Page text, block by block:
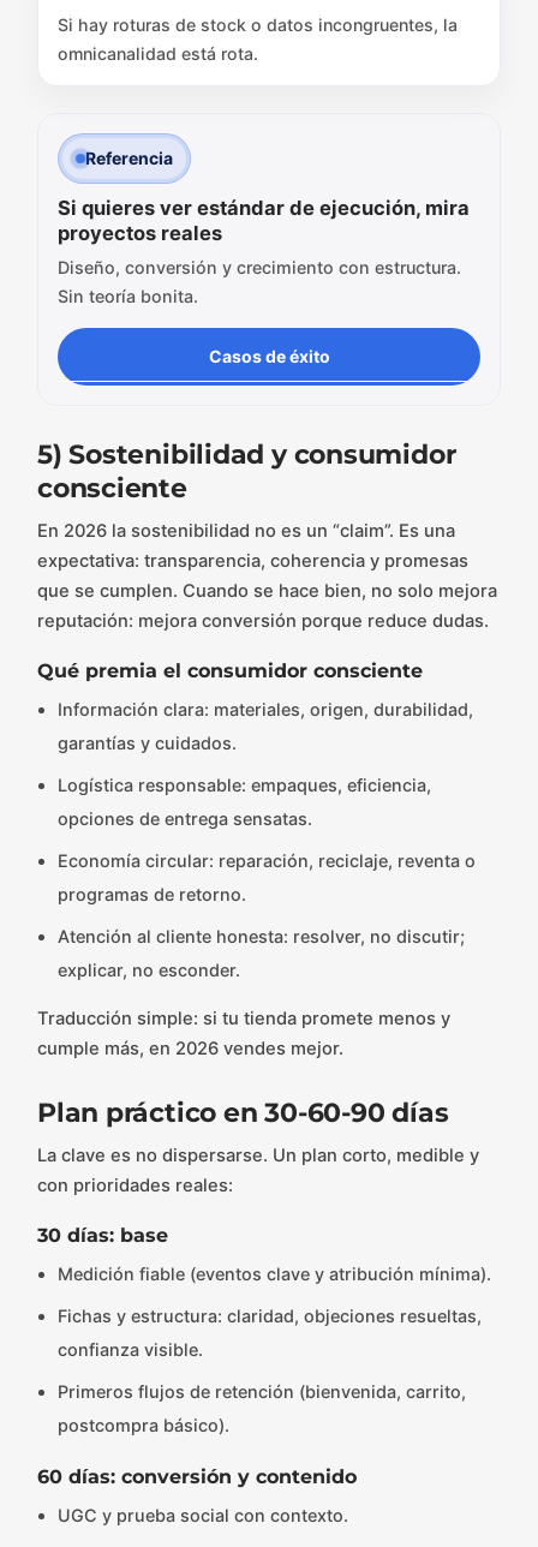
Si hay roturas de stock o datos incongruentes, la
omnicanalidad está rota.
Referencia
Si quieres ver estándar de ejecución, mira
proyectos reales
Diseño, conversión y crecimiento con estructura.
Sin teoría bonita.
Casos de éxito
5) Sostenibilidad y consumidor
consciente
En 2026 la sostenibilidad no es un “claim”. Es una
expectativa: transparencia, coherencia y promesas
que se cumplen. Cuando se hace bien, no solo mejora
reputación: mejora conversión porque reduce dudas.
Qué premia el consumidor consciente
Información clara: materiales, origen, durabilidad,
garantías y cuidados.
Logística responsable: empaques, eficiencia,
opciones de entrega sensatas.
Economía circular: reparación, reciclaje, reventa o
programas de retorno.
Atención al cliente honesta: resolver, no discutir;
explicar, no esconder.
Traducción simple: si tu tienda promete menos y
cumple más, en 2026 vendes mejor.
Plan práctico en 30-60-90 días
La clave es no dispersarse. Un plan corto, medible y
con prioridades reales:
30 días: base
Medición fiable (eventos clave y atribución mínima).
Fichas y estructura: claridad, objeciones resueltas,
confianza visible.
Primeros flujos de retención (bienvenida, carrito,
postcompra básico).
60 días: conversión y contenido
UGC y prueba social con contexto.